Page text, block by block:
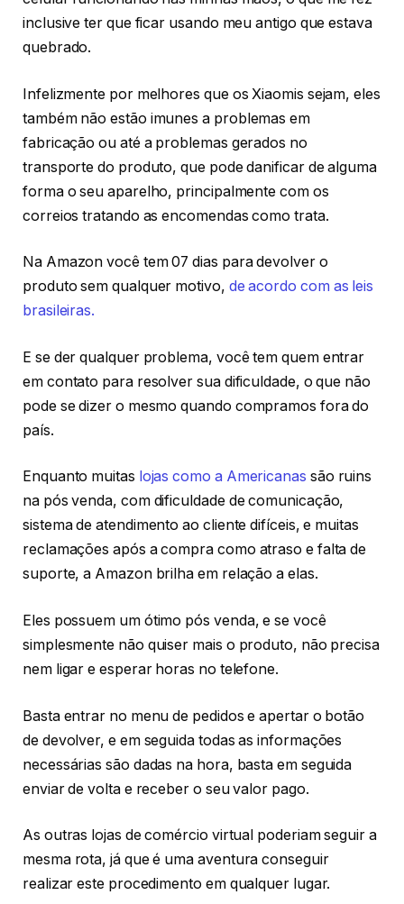
inclusive ter que ficar usando meu antigo que estava
quebrado.
Infelizmente por melhores que os Xiaomis sejam, eles
também não estão imunes a problemas em
fabricação ou até a problemas gerados no
transporte do produto, que pode danificar de alguma
forma o seu aparelho, principalmente com os
correios tratando as encomendas como trata.
Na Amazon você tem 07 dias para devolver o
produto sem qualquer motivo, de acordo com as leis
brasileiras.
E se der qualquer problema, você tem quem entrar
em contato para resolver sua dificuldade, o que não
pode se dizer o mesmo quando compramos fora do
país.
Enquanto muitas lojas como a Americanas são ruins
na pós venda, com dificuldade de comunicação,
sistema de atendimento ao cliente difíceis, e muitas
reclamações após a compra como atraso e falta de
suporte, a Amazon brilha em relação a elas.
Eles possuem um ótimo pós venda, e se você
simplesmente não quiser mais o produto, não precisa
nem ligar e esperar horas no telefone.
Basta entrar no menu de pedidos e apertar o botão
de devolver, e em seguida todas as informações
necessárias são dadas na hora, basta em seguida
enviar de volta e receber o seu valor pago.
As outras lojas de comércio virtual poderiam seguir a
mesma rota, já que é uma aventura conseguir
realizar este procedimento em qualquer lugar.